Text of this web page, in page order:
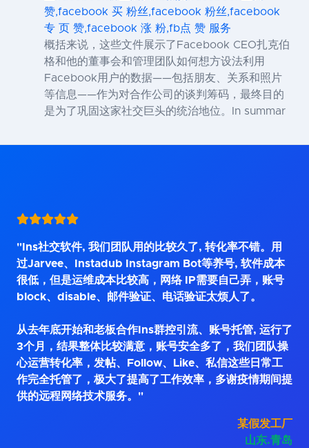
赞,facebook 买 粉丝,facebook 粉丝,facebook
专 页 赞,facebook 涨 粉,fb点 赞 服务
概括来说，这些文件展示了Facebook CEO扎克伯
格和他的董事会和管理团队如何想方设法利用
Facebook用户的数据——包括朋友、关系和照片
等信息——作为对合作公司的谈判筹码，最终目的
是为了巩固这家社交巨头的统治地位。In summar
"Ins社交软件, 我们团队用的比较久了, 转化率不错。用
过Jarvee、Instadub Instagram Bot等养号, 软件成本
很低，但是运维成本比较高，网络 IP需要自己弄，账号
block、disable、邮件验证、电话验证太烦人了。
从去年底开始和老板合作Ins群控引流、账号托管, 运行了
3个月，结果整体比较满意，账号安全多了，我们团队操
心运营转化率，发帖、Follow、Like、私信这些日常工
作完全托管了，极大了提高了工作效率，多谢疫情期间提
供的远程网络技术服务。"
某假发工厂
山东.青岛